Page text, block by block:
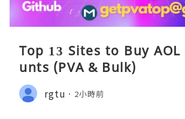
Top 13 Sites to Buy
unts (PVA & Bulk)
rgtu 2小時前